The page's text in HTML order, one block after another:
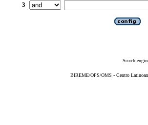
3
Search
BIREME/OPS/OMS - Centro